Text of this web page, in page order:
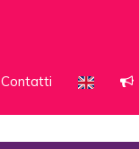
Contatti